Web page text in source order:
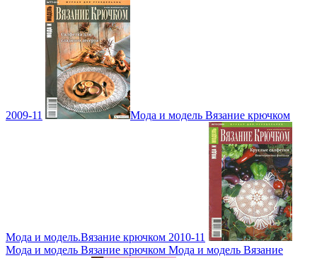
2009-11 Мода и модель Вязание крючком
Мода и модель.Вязание крючком 2010-11
Мода и модель Вязание крючком Мода и модель Вязание